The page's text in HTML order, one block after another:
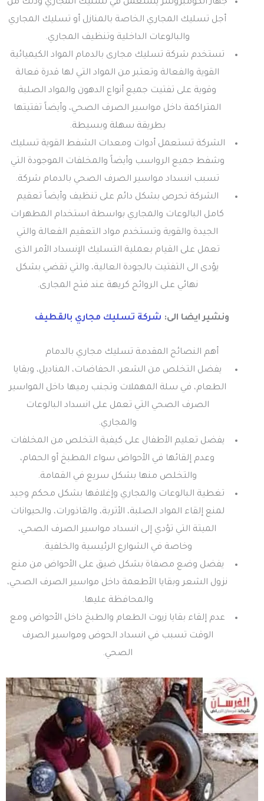
جهاز الكومبروسر يستعمل في تسليك المجاري وذلك من
أجل تسليك المجاري الخاصة بالمنازل أو تسليك المجاري
والبالوعات الداخلية وتنظيف المجاري.
تستخدم شركة تسليك مجارى بالدمام المواد الكيميائية
القوية والفعالة وتعتبر من المواد التي لها قدرة فعالة
وقوية على تفتيت جميع أنواع الدهون والمواد الصلبة
المتراكمة داخل مواسير الصرف الصحي، وأيضاً تفتيتها
بطريقة سهلة وبسيطة.
الشركة تستعمل أدوات ومعدات الشفط القوية تسليك
وشفط جميع الرواسب وأيضاً والمخلفات الموجودة التي
تسبب انسداد مواسير الصرف الصحي بالدمام شركة.
الشركة تحرص بشكل دائم على تنظيف وأيضاً تعقيم
كامل البالوعات والمجاري بواسطة استخدام المطهرات
الجيدة والقوية وتستخدم مواد التعقيم الفعالة والتي
تعمل على القيام بعملية التسليك الإنسداد الأمر الذى
يؤدى الى التفتيت بالجودة العالية، والتي تقضي بشكل
نهائي على الروائح كريهة عند فتح المجارى.
ونشير ايضا الى: شركة تسليك مجاري بالقطيف
أهم النصائح المقدمة تسليك مجاري بالدمام
يفضل التخلص من الشعر، الحفاضات، المناديل، وبقايا
الطعام، في سلة المهملات وتجنب رميها داخل المواسير
الصرف الصحي التي تعمل على انسداد البالوعات
والمجاري.
يفضل تعليم الأطفال على كيفية التخلص من المخلفات
وعدم إلقائها في الأحواض سواء المطبخ أو الحمام،
والتخلص منها بشكل سريع في القمامة.
تغطية البالوعات والمجاري وإغلاقها بشكل محكم وجيد
لمنع إلقاء المواد الصلبة، الأتربة، والقاذورات، والحيوانات
الميتة التي تؤدي إلى انسداد مواسير الصرف الصحي،
وخاصة في الشوارع الرئيسية والخلفية.
يفضل وضع مصفاة بشكل ضيق على الأحواض من منع
نزول الشعر وبقايا الأطعمة داخل مواسير الصرف الصحي،
والمحافظة عليها.
عدم إلقاء بقايا زيوت الطعام والطبخ داخل الأحواض ومع
الوقت تسبب في انسداد الحوض ومواسير الصرف
الصحي.